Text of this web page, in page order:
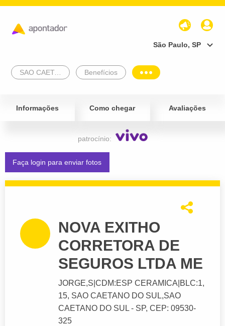
São Paulo, SP
SAO CAETANO DO SUL Benefícios
Informações Como chegar Avaliações
patrocínio:
Faça login para enviar fotos
NOVA EXITHO
CORRETORA DE
SEGUROS LTDA ME
JORGE,S|CDM:ESP CERAMICA|BLC:1,
15, SAO CAETANO DO SUL,SAO
CAETANO DO SUL - SP, CEP: 09530-
325